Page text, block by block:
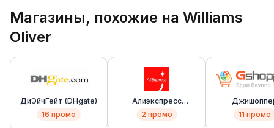
Магазины, похожие на Williams
Oliver
ДиЭйчГейт (DHgate)
16 промо
Алиэкспресс
(AliExpress)
2 промо 11 промо